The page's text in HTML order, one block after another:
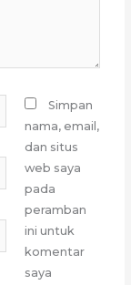
Simpan
nama, email,
dan situs
web saya
pada
peramban
ini untuk
komentar
saya